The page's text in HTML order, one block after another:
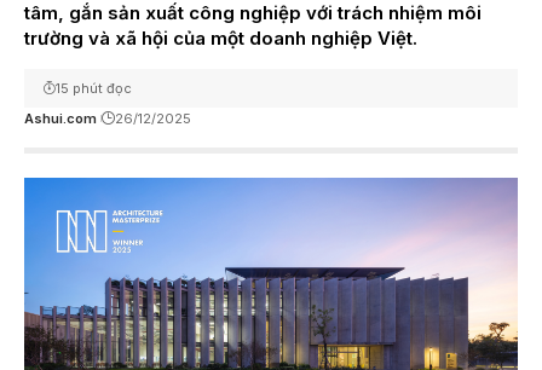
tâm, gắn sản xuất công nghiệp với trách nhiệm môi
trường và xã hội của một doanh nghiệp Việt.
Ashui.com 26/12/2025
15 phút đọc